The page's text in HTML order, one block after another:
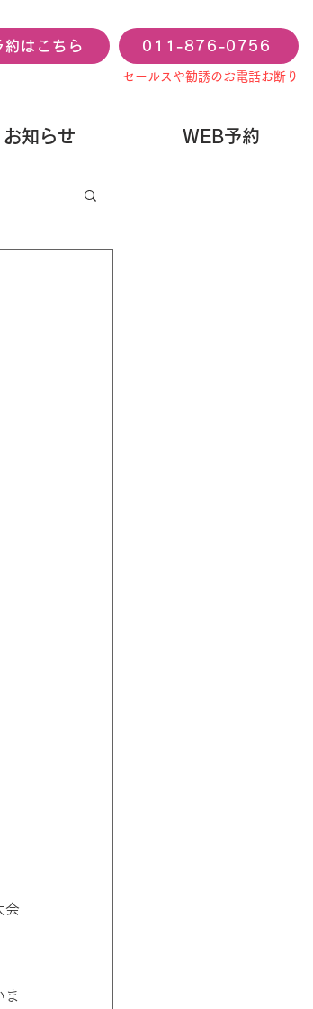
はこちら 011-876-0756
セールスや勧誘のお電話お断り
お知らせ WEB予約
会
ま